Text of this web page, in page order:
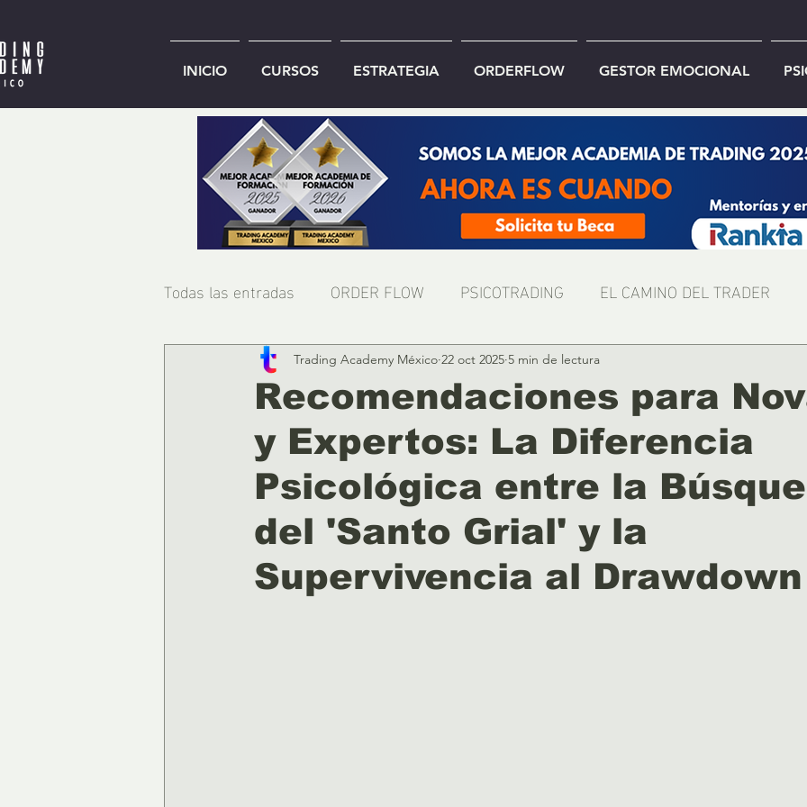
INICIO CURSOS ESTRATEGIA ORDERFLOW GESTOR EMOCIONAL
Todas las entradas ORDER FLOW PSICOTRADING EL CAMINO DEL TRADER
Recomendaciones para
y Expertos: La Diferencia
Psicológica entre la
del 'Santo Grial' y la
Supervivencia al Drawdown
Trading Academy México 22 oct 2025 5 min de lectura